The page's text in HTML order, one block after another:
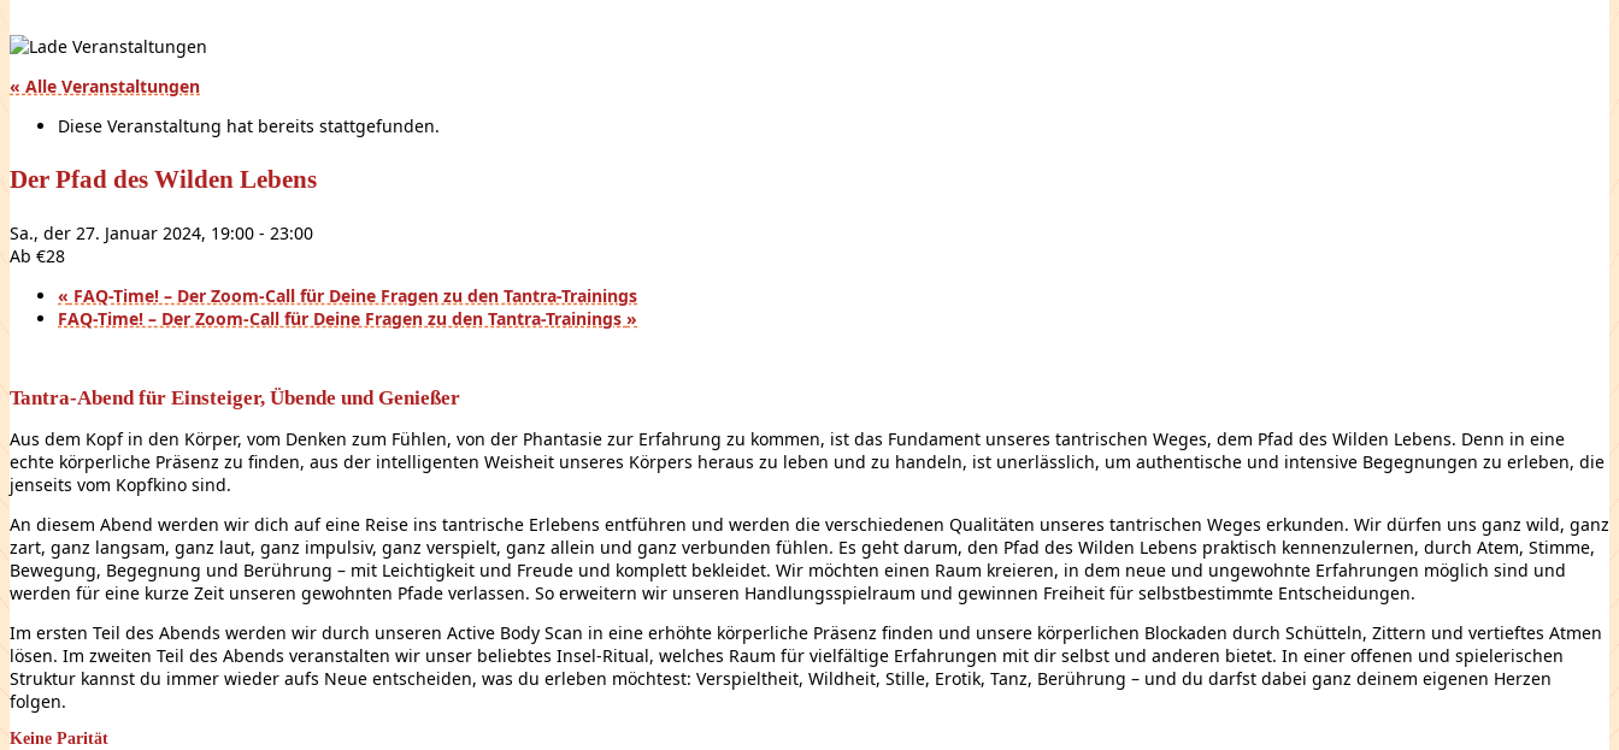
« Alle Veranstaltungen
Diese Veranstaltung hat bereits stattgefunden.
Der Pfad des Wilden Lebens
Sa., der 27. Januar 2024, 19:00 - 23:00
Ab €28
« FAQ-Time! – Der Zoom-Call für Deine Fragen zu den Tantra-Trainings
FAQ-Time! – Der Zoom-Call für Deine Fragen zu den Tantra-Trainings »
Tantra-Abend für Einsteiger, Übende und Genießer
Aus dem Kopf in den Körper, vom Denken zum Fühlen, von der Phantasie zur Erfahrung zu kommen, ist das Fundament unseres tantrischen Weges, dem Pfad des Wilden Lebens. Denn in eine
echte körperliche Präsenz zu finden, aus der intelligenten Weisheit unseres Körpers heraus zu leben und zu handeln, ist unerlässlich, um authentische und intensive Begegnungen zu erleben, die
jenseits vom Kopfkino sind.
An diesem Abend werden wir dich auf eine Reise ins tantrische Erlebens entführen und werden die verschiedenen Qualitäten unseres tantrischen Weges erkunden. Wir dürfen uns ganz wild, ganz
zart, ganz langsam, ganz laut, ganz impulsiv, ganz verspielt, ganz allein und ganz verbunden fühlen. Es geht darum, den Pfad des Wilden Lebens praktisch kennenzulernen, durch Atem, Stimme,
Bewegung, Begegnung und Berührung – mit Leichtigkeit und Freude und komplett bekleidet. Wir möchten einen Raum kreieren, in dem neue und ungewohnte Erfahrungen möglich sind und
werden für eine kurze Zeit unseren gewohnten Pfade verlassen. So erweitern wir unseren Handlungsspielraum und gewinnen Freiheit für selbstbestimmte Entscheidungen.
Im ersten Teil des Abends werden wir durch unseren Active Body Scan in eine erhöhte körperliche Präsenz finden und unsere körperlichen Blockaden durch Schütteln, Zittern und vertieftes Atmen
lösen. Im zweiten Teil des Abends veranstalten wir unser beliebtes Insel-Ritual, welches Raum für vielfältige Erfahrungen mit dir selbst und anderen bietet. In einer offenen und spielerischen
Struktur kannst du immer wieder aufs Neue entscheiden, was du erleben möchtest: Verspieltheit, Wildheit, Stille, Erotik, Tanz, Berührung – und du darfst dabei ganz deinem eigenen Herzen
folgen.
Keine Parität